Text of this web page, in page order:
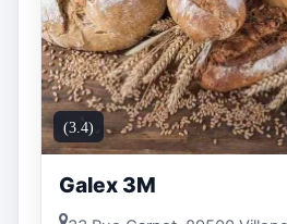
(3.4)
Galex 3M